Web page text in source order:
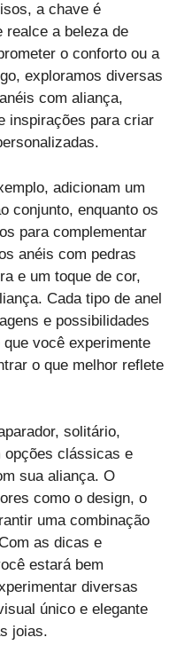
a chave é
realce a beleza de
o conforto ou a
exploramos diversas
com aliança,
inspirações para criar
adicionam um
conjunto, enquanto os
para complementar
anéis com pedras
e um toque de cor,
Cada tipo de anel
e possibilidades
você experimente
o que melhor reflete
solitário,
opções clássicas e
sua aliança. O
como o design, o
uma combinação
as dicas e
estará bem
diversas
único e elegante
joias.